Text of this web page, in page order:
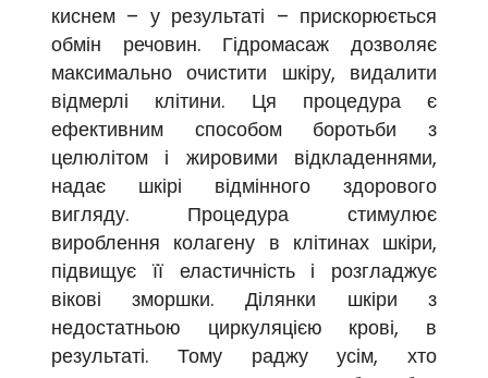
киснем – у результаті – прискорюється
обмін речовин. Гідромасаж дозволяє
максимально очистити шкіру, видалити
відмерлі клітини. Ця процедура є
ефективним способом боротьби з
целюлітом і жировими відкладеннями,
надає шкірі відмінного здорового
вигляду. Процедура стимулює
вироблення колагену в клітинах шкіри,
підвищує її еластичність і розгладжує
вікові зморшки. Ділянки шкіри з
недостатньою циркуляцією крові, в
результаті. Тому раджу усім, хто